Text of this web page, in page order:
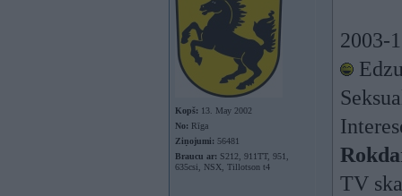
Kopš: 13. May 2002
No: Rīga
Ziņojumi: 56481
Braucu ar: S212, 911TT, 951,
635csi, NSX, Tillotson t4
2003-
TV